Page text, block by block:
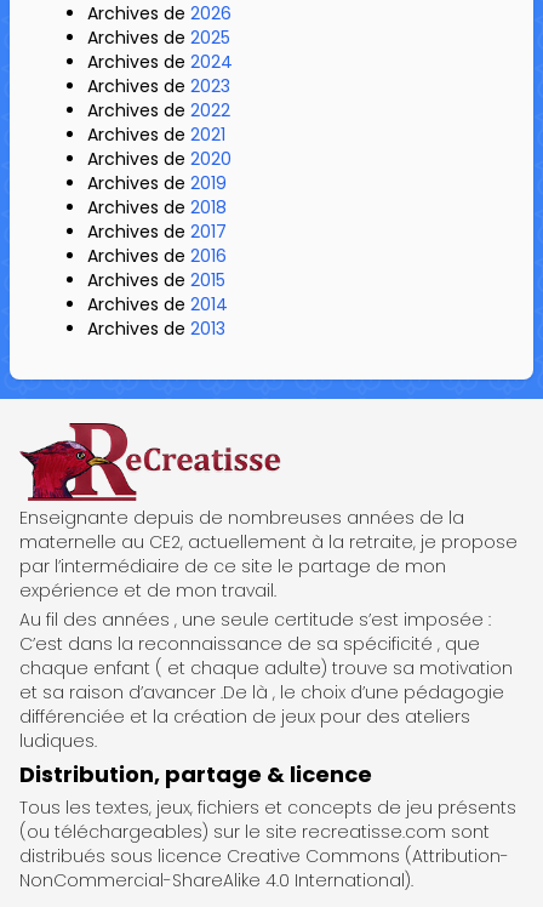
Archives de 2026
Archives de 2025
Archives de 2024
Archives de 2023
Archives de 2022
Archives de 2021
Archives de 2020
Archives de 2019
Archives de 2018
Archives de 2017
Archives de 2016
Archives de 2015
Archives de 2014
Archives de 2013
ReCreatisse
Enseignante depuis de nombreuses années de la
maternelle au CE2, actuellement à la retraite, je propose
par l’intermédiaire de ce site le partage de mon
expérience et de mon travail.
Au fil des années , une seule certitude s’est imposée :
C’est dans la reconnaissance de sa spécificité , que
chaque enfant ( et chaque adulte) trouve sa motivation
et sa raison d’avancer .De là , le choix d’une pédagogie
différenciée et la création de jeux pour des ateliers
ludiques.
Distribution, partage & licence
Tous les textes, jeux, fichiers et concepts de jeu présents
(ou téléchargeables) sur le site recreatisse.com sont
distribués sous licence Creative Commons (Attribution-
NonCommercial-ShareAlike 4.0 International).